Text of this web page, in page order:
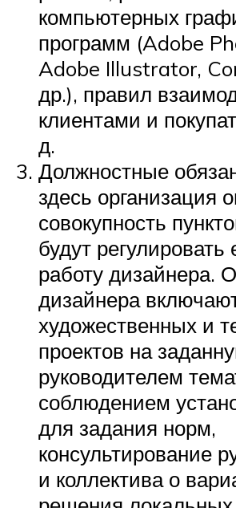
компьютерных
программ (Adobe
Adobe Illustrator,
др.), правил
клиентами и
д.
Должностные
здесь организация
совокупность
будут
работу дизайнера.
дизайнера
художественных и
проектов на
руководителем
соблюдением
для задания норм,
консультирование
и коллектива о